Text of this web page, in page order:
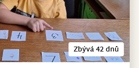
Zbývá 42 dnů